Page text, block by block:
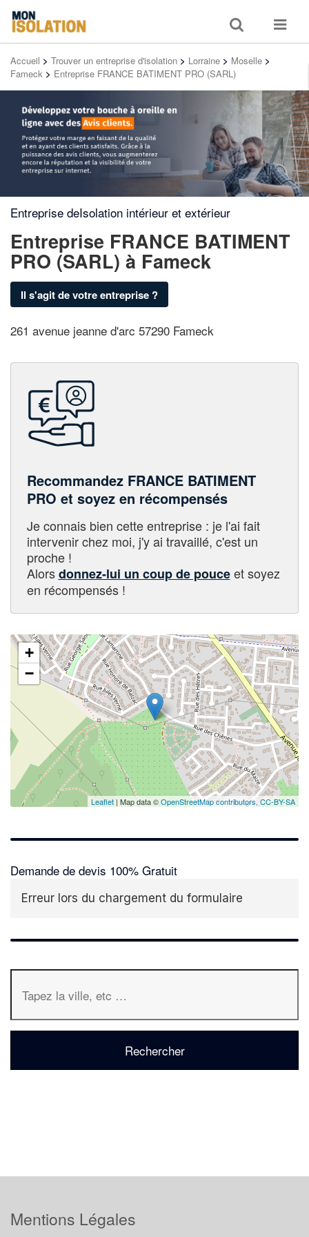
Toggle
search
Toggle
Accueil > Trouver un entreprise d'isolation > Lorraine > Moselle >
Fameck > Entreprise FRANCE BATIMENT PRO (SARL)
Entreprise deIsolation intérieur et extérieur
Entreprise FRANCE BATIMENT
PRO (SARL) à Fameck
Il s'agit de votre entreprise ?
261 avenue jeanne d'arc 57290 Fameck
Recommandez FRANCE BATIMENT
PRO et soyez en récompensés
Je connais bien cette entreprise : je l'ai fait
intervenir chez moi, j'y ai travaillé, c'est un
proche !
Alorsdonnez-lui un coup de pouceet soyez
en récompensés !
+
−
Leaflet | Map data ©OpenStreetMap contributors, CC-BY-SA
Demande de devis 100% Gratuit
Erreur lors du chargement du formulaire
Mentions Légales